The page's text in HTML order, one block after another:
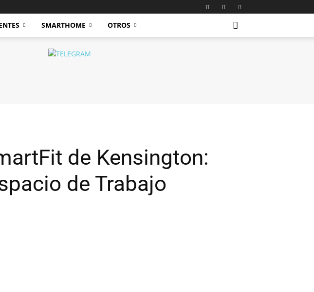
SMARTHOME OTROS
de Kensington:
de Trabajo